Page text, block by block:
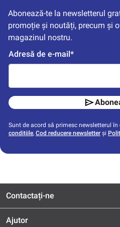
Abonează-te la newsletterul
promoție și noutăți, precum și
magazinul nostru.
Adresă de e-mail*
Sunt de acord să primesc newsletterul
condițiile, Cod reducere newsletter și
Contactați-ne
Ajutor